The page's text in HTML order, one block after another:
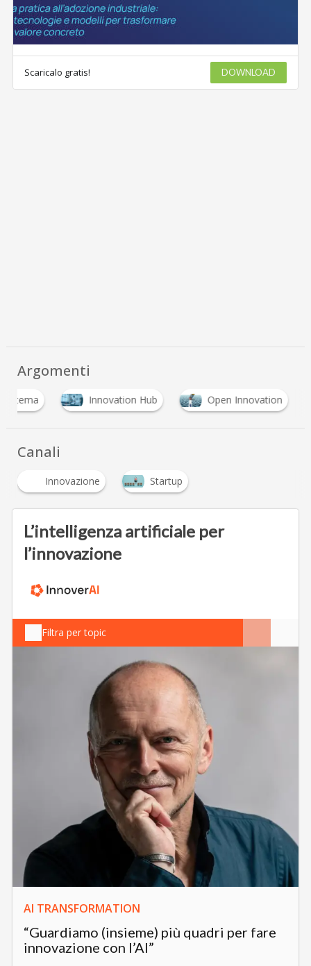
Scaricalo gratis! DOWNLOAD
Argomenti
Innovation Hub Open Innovation
Canali
Innovazione Startup
L’intelligenza artificiale per
l’innovazione
Filtra per topic
AI TRANSFORMATION
“Guardiamo (insieme) più quadri per fare
innovazione con l’AI”